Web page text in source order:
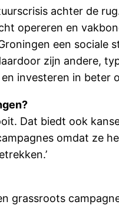
achter de
opereren en
een sociale
zijn andere,
investeren in beter
Dat biedt ook
omdat ze
grassroots